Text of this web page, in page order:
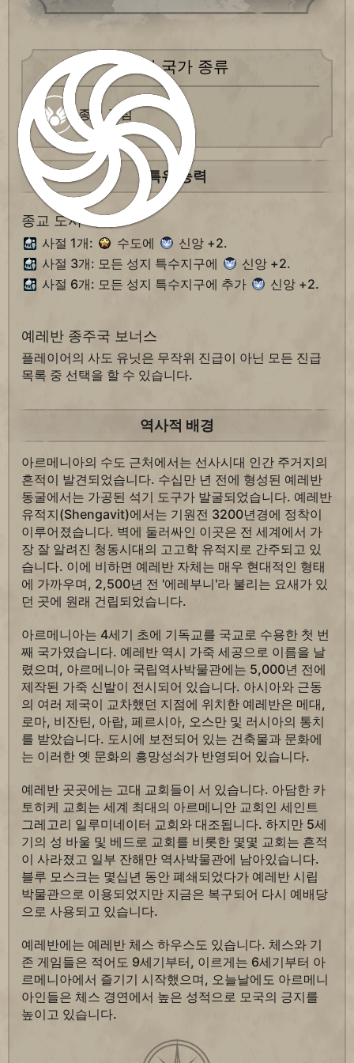
도시 국가 종류
종교 중심
특유 능력
종교 도시 국가
사절 1개: 수도에
신앙 +2.
사절 3개: 모든 성지 특수지구에
신앙 +2.
사절 6개: 모든 성지 특수지구에 추가
신앙 +2.
예레반 종주국 보너스
플레이어의 사도 유닛은 무작위 진급이 아닌 모든 진급
목록 중 선택을 할 수 있습니다.
역사적 배경
아르메니아의 수도 근처에서는 선사시대 인간 주거지의
흔적이 발견되었습니다. 수십만 년 전에 형성된 예레반
동굴에서는 가공된 석기 도구가 발굴되었습니다. 예레반
유적지(Shengavit)에서는 기원전 3200년경에 정착이
이루어졌습니다. 벽에 둘러싸인 이곳은 전 세계에서 가
장 잘 알려진 청동시대의 고고학 유적지로 간주되고 있
습니다. 이에 비하면 예레반 자체는 매우 현대적인 형태
에 가까우며, 2,500년 전 '에레부니'라 불리는 요새가 있
던 곳에 원래 건립되었습니다.
아르메니아는 4세기 초에 기독교를 국교로 수용한 첫 번
째 국가였습니다. 예레반 역시 가죽 세공으로 이름을 날
렸으며, 아르메니아 국립역사박물관에는 5,000년 전에
제작된 가죽 신발이 전시되어 있습니다. 아시아와 근동
의 여러 제국이 교차했던 지점에 위치한 예레반은 메대,
로마, 비잔틴, 아랍, 페르시아, 오스만 및 러시아의 통치
를 받았습니다. 도시에 보전되어 있는 건축물과 문화에
는 이러한 옛 문화의 흥망성쇠가 반영되어 있습니다.
예레반 곳곳에는 고대 교회들이 서 있습니다. 아담한 카
토히케 교회는 세계 최대의 아르메니안 교회인 세인트
그레고리 일루미네이터 교회와 대조됩니다. 하지만 5세
기의 성 바울 및 베드로 교회를 비롯한 몇몇 교회는 흔적
이 사라졌고 일부 잔해만 역사박물관에 남아있습니다.
블루 모스크는 몇십년 동안 폐쇄되었다가 예레반 시립
박물관으로 이용되었지만 지금은 복구되어 다시 예배당
으로 사용되고 있습니다.
예레반에는 예레반 체스 하우스도 있습니다. 체스와 기
존 게임들은 적어도 9세기부터, 이르게는 6세기부터 아
르메니아에서 즐기기 시작했으며, 오늘날에도 아르메니
아인들은 체스 경연에서 높은 성적으로 모국의 긍지를
높이고 있습니다.